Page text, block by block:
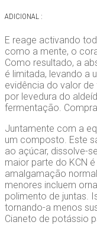
ADICIONAL :
E reage activando
como a mente, o
Como resultado, a
é limitada, levando a
evidência do valor
por levedura do
fermentação.
Juntamente com a
um composto. Este
ao açúcar, dissolve-
maior parte do KCN
amalgamação
menores incluem
polimento de juntas.
tornando-a menos
Cianeto de potássio